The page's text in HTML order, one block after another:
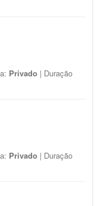
Privado | Duração
Privado | Duração